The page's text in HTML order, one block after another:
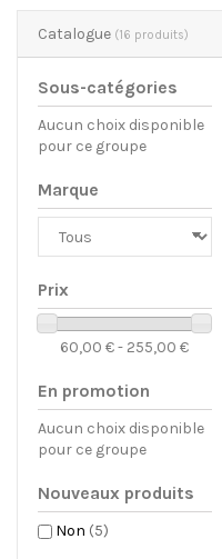
Catalogue (16 produits)
Sous-catégories
Aucun choix disponible
pour ce groupe
Marque
Prix
60,00 € - 255,00 €
En promotion
Aucun choix disponible
pour ce groupe
Nouveaux produits
Non (5)